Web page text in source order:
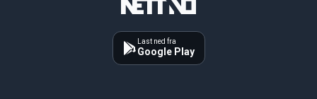
Last ned fra
Google Play